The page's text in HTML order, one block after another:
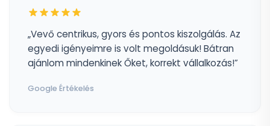
„Vevő centrikus, gyors és pontos kiszolgálás. Az
egyedi igényeimre is volt megoldásuk! Bátran
ajánlom mindenkinek Őket, korrekt vállalkozás!”
Google Értékelés